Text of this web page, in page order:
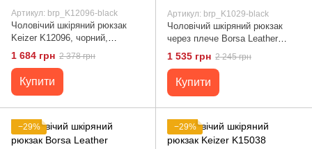
Артикул: brp_K12096-black
Чоловічий шкіряний рюкзак
Keizer K12096, чорний,
натуральна шкіра, 1
відділення, регульований
ремінь
1 684 грн 2 378 грн
Купити
Артикул: brp_K1029-black
Чоловічий шкіряний рюкзак
через плече Borsa Leather
K1029-black
1 535 грн 2 245 грн
Купити
−29% −29%